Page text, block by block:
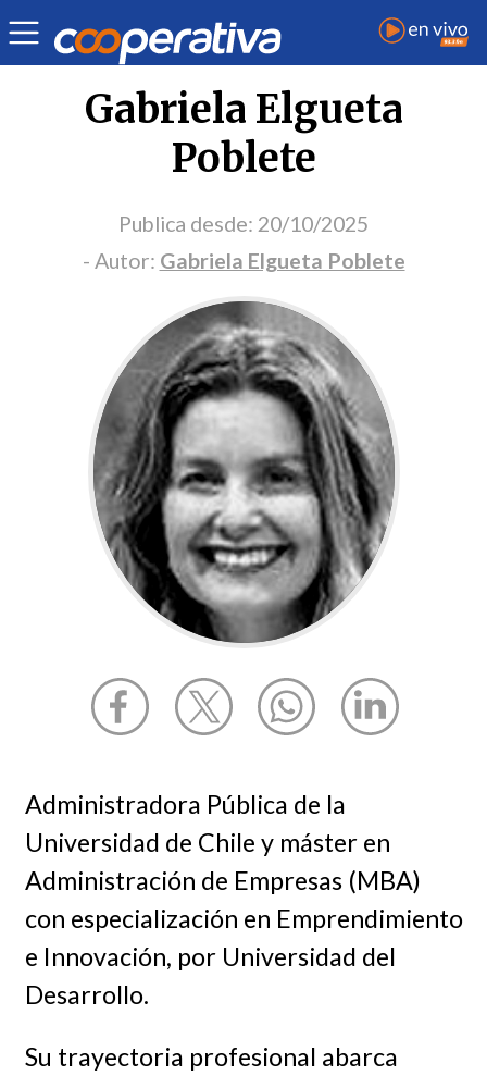
Portada Opinión
Gabriela Elgueta
Poblete
Publica desde: 20/10/2025
- Autor: Gabriela Elgueta Poblete
Administradora Pública de la
Universidad de Chile y máster en
Administración de Empresas (MBA)
con especialización en Emprendimiento
e Innovación, por Universidad del
Desarrollo.
Su trayectoria profesional abarca